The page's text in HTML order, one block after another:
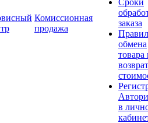
Комиссионная
продажа
Сроки
заказа
обмена
товара
в